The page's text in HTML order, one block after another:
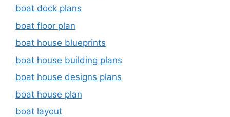
boat dock plans
boat floor plan
boat house blueprints
boat house building plans
boat house designs plans
boat house plan
boat layout